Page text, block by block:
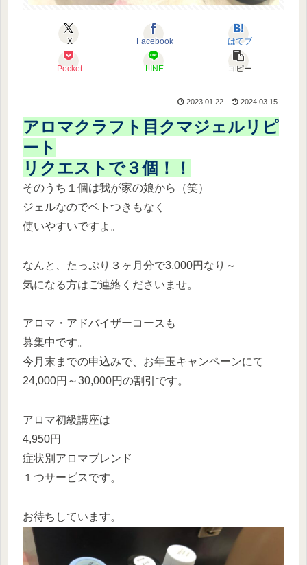
X Facebook はてブ
Pocket LINE コピー
2023.01.22 2024.03.15
アロマクラフト目クマジェルリピ
ート
リクエストで３個！！
そのうち１個は我が家の娘から（笑）
ジェルなのでベトつきもなく
使いやすいですよ。
なんと、たっぷり３ヶ月分で3,000円なり～
気になる方はご連絡くださいませ。
アロマ・アドバイザーコースも
募集中です。
今月末までの申込みで、お年玉キャンペーンにて
24,000円～30,000円の割引です。
アロマ初級講座は
4,950円
症状別アロマブレンド
１つサービスです。
お待ちしています。